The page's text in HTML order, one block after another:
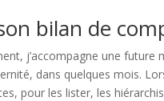
bilan de
j’accompagne une
dans quelques mois.
pour les lister, les